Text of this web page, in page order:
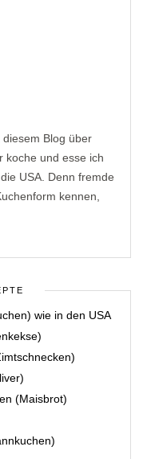
Blog über
koche und esse ich
USA. Denn fremde
kennen,
wie in den USA
(Maisbrot)